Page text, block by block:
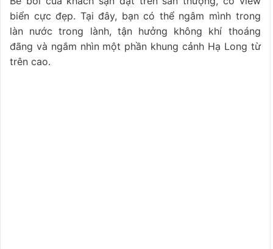
biển cực đẹp. Tại đây, bạn có thể ngâm mình trong
làn nước trong lành, tận hưởng không khí thoáng
đãng và ngắm nhìn một phần khung cảnh Hạ Long từ
trên cao.